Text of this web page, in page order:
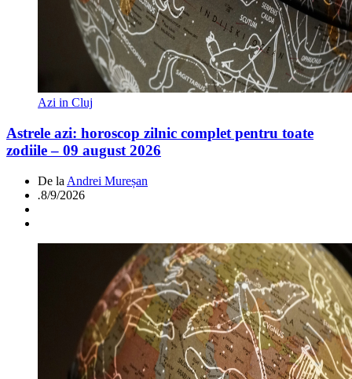
Azi in Cluj
Astrele azi: horoscop zilnic complet pentru toate
zodiile – 09 august 2026
De la Andrei Mureșan
.8/9/2026